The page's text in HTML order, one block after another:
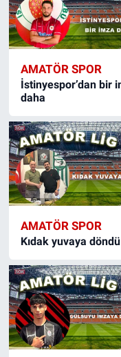
AMATÖR SPOR
İstinyespor’dan bir
daha
AMATÖR SPOR
Kıdak yuvaya döndü
İLAN
Bize ulaşın
İletişim/Künye
Gözden
İletişim